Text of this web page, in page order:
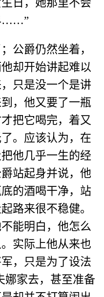
……”
公爵仍然坐着，
却开始讲起难以
只是没一个是讲
，他又要了一瓶
把它喝完，着又
。应该认为，在
他几乎一生的经
站起身并说，他
的酒喝干净，站
路来很不稳健。
能明白，他怎么
实际上他从来也
，只是为了设法
娜家去，甚至准备